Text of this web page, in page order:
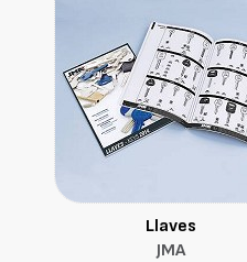
Llaves
JMA